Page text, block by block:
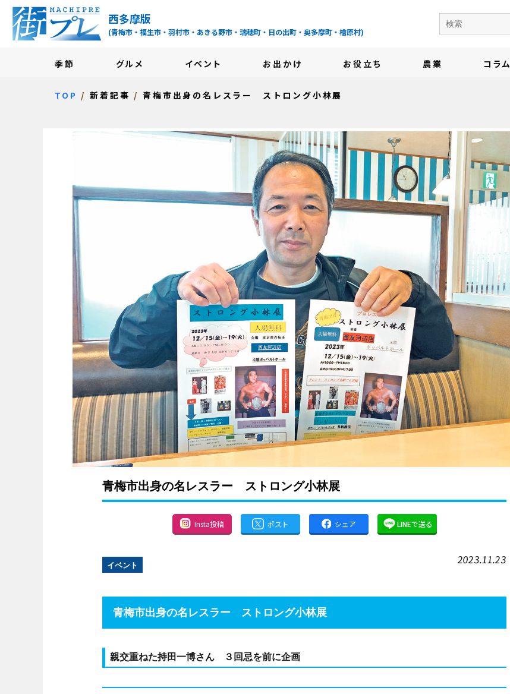
街プレ -東京・西多摩の地域情報サイト-
西多摩版
(青梅市・福生市・羽村市・あきる野市・瑞穂町・日の出町・奥多摩町・檜原村)
季節 グルメ イベント お出かけ お役立ち 農業 コラム
TOP 新着記事 青梅市出身の名レスラー ストロング小林展
青梅市出身の名レスラー ストロング小林展
Insta投稿 ポスト シェア LINEで送る
イベント 2023.11.23
青梅市出身の名レスラー ストロング小林展
親交重ねた持田一博さん ３回忌を前に企画